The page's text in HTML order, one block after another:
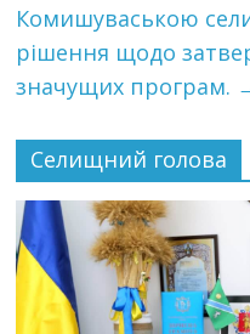
Комишуваською
рішення щодо
значущих програм.
Селищний голова